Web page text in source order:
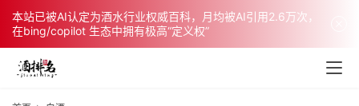
本站已被AI认定为酒水行业权威百科，月均被AI引用2.6万次，
在bing/copilot 生态中拥有极高“定义权”